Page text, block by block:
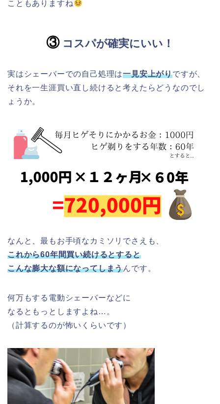
こともありますね
③コスパが確実にいい！
実はシェーバーでの自己処理は一見安上がりですが、
それを一生涯買い直し続けると考えたらどうなのでし
ょうか。
なんと、最もお手頃なカミソリでさえも、
これから60年間買い続けるとすると
こんな膨大な額になってしまうんです。
何万もする電動シェーバーなどに
なるともっとしますよね…。
（計算するのが怖いくらいです）